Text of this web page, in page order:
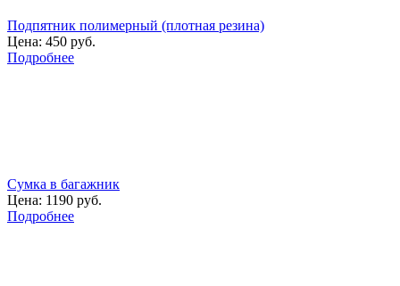
Подпятник полимерный (плотная резина)
Цена: 450 руб.
Подробнее
Сумка в багажник
Цена: 1190 руб.
Подробнее